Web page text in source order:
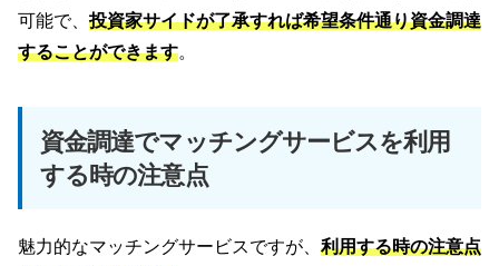
可能で、投資家サイドが了承すれば希望条件通り資金調達
することができます。
資金調達でマッチングサービスを利用
する時の注意点
魅力的なマッチングサービスですが、 利用する時の注意点